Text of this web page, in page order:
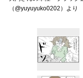
（@yuyuyuko0202）より